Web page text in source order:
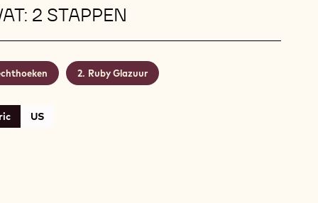
2 STAPPEN
Ruby Glazuur
US